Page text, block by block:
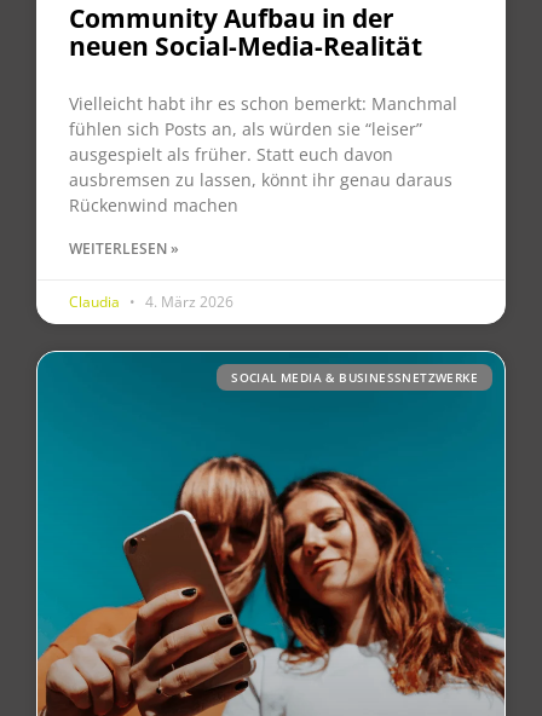
Community Aufbau in der
neuen Social-Media-Realität
Vielleicht habt ihr es schon bemerkt: Manchmal
fühlen sich Posts an, als würden sie “leiser”
ausgespielt als früher. Statt euch davon
ausbremsen zu lassen, könnt ihr genau daraus
Rückenwind machen
WEITERLESEN »
Claudia 4. März 2026
SOCIAL MEDIA & BUSINESSNETZWERKE